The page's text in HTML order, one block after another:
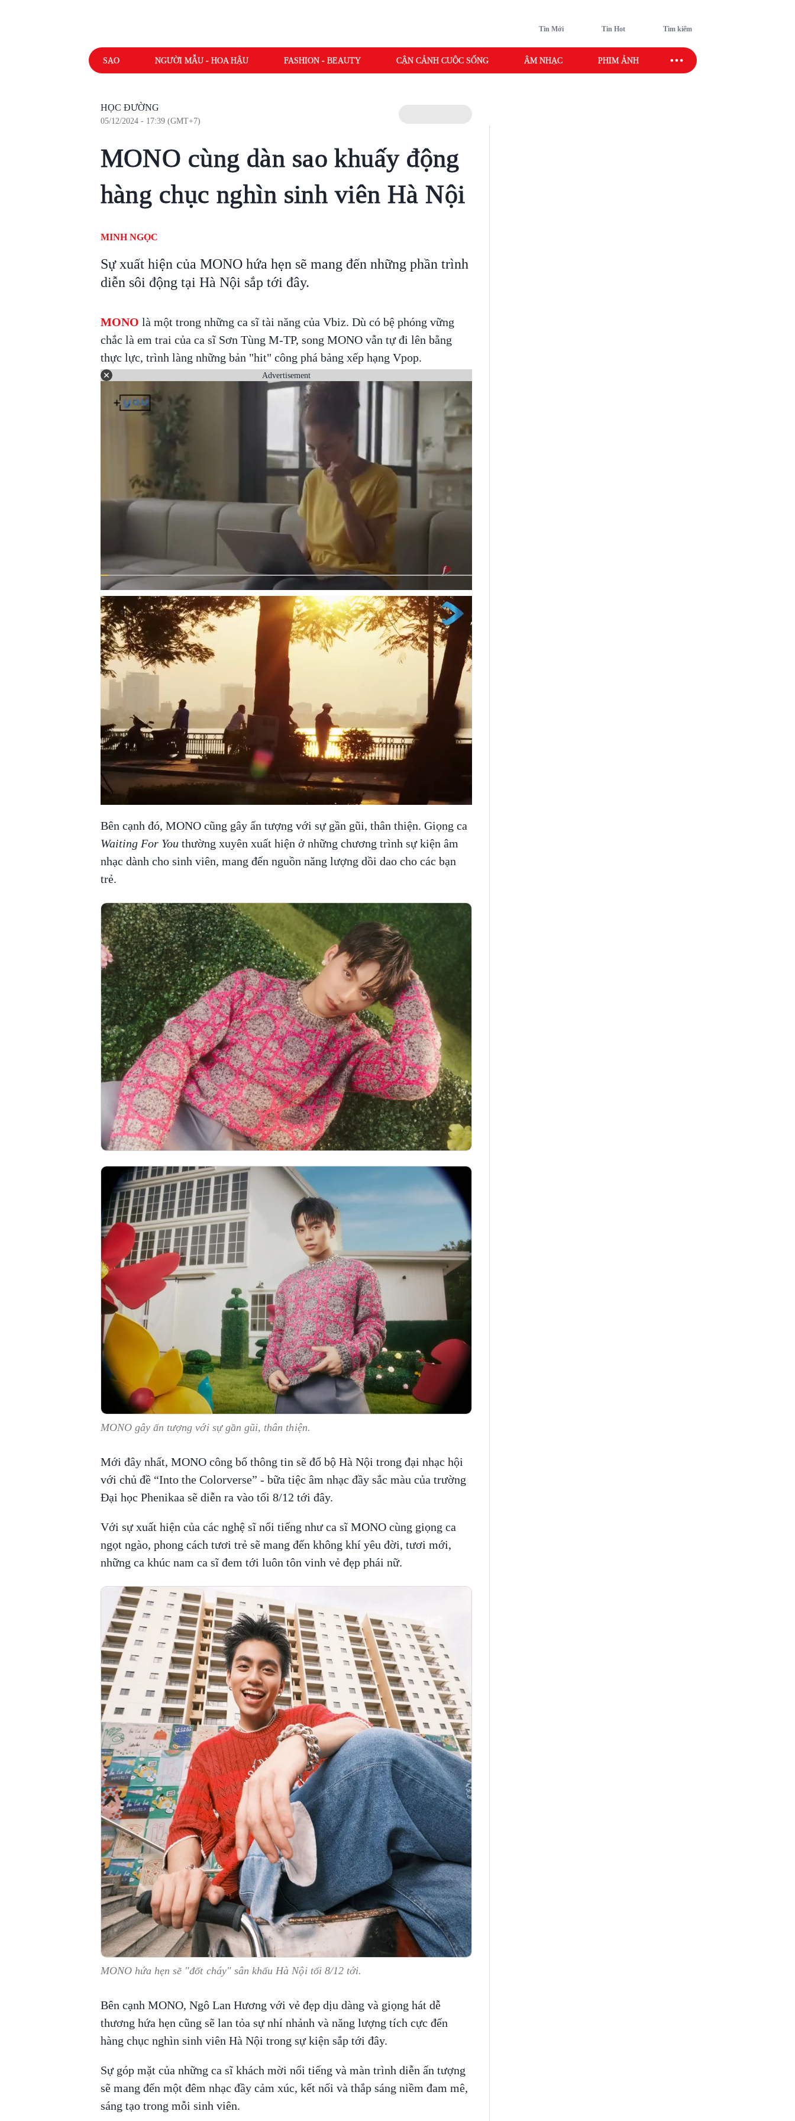
Tin Mới Tin Hot Tìm kiếm
SAO NGƯỜI MẪU - HOA HẬU FASHION - BEAUTY CẬN CẢNH CUỘC SỐNG ÂM NHẠC PHIM ẢNH SAO SPORT
HỌC ĐƯỜNG
05/12/2024 - 17:39 (GMT+7)
MONO cùng dàn sao khuấy động
hàng chục nghìn sinh viên Hà Nội
MINH NGỌC
Sự xuất hiện của MONO hứa hẹn sẽ mang đến những phần trình
diễn sôi động tại Hà Nội sắp tới đây.
MONO là một trong những ca sĩ tài năng của Vbiz. Dù có bệ phóng vững
chắc là em trai của ca sĩ Sơn Tùng M-TP, song MONO vẫn tự đi lên bằng
thực lực, trình làng những bản "hit" công phá bảng xếp hạng Vpop.
Advertisement
Bên cạnh đó, MONO cũng gây ấn tượng với sự gần gũi, thân thiện. Giọng ca
Waiting For Youthường xuyên xuất hiện ở những chương trình sự kiện âm
nhạc dành cho sinh viên, mang đến nguồn năng lượng dồi dao cho các bạn
trẻ.
MONO gây ấn tượng với sự gần gũi, thân thiện.
Mới đây nhất, MONO công bố thông tin sẽ đổ bộ Hà Nội trong đại nhạc hội
với chủ đề “Into the Colorverse” - bữa tiệc âm nhạc đầy sắc màu của trường
Đại học Phenikaa sẽ diễn ra vào tối 8/12 tới đây.
Với sự xuất hiện của các nghệ sĩ nổi tiếng như ca sĩ MONO cùng giọng ca
ngọt ngào, phong cách tươi trẻ sẽ mang đến không khí yêu đời, tươi mới,
những ca khúc nam ca sĩ đem tới luôn tôn vinh vẻ đẹp phái nữ.
MONO hứa hẹn sẽ "đốt cháy" sân khấu Hà Nội tối 8/12 tới.
Bên cạnh MONO, Ngô Lan Hương với vẻ đẹp dịu dàng và giọng hát dễ
thương hứa hẹn cũng sẽ lan tỏa sự nhí nhảnh và năng lượng tích cực đến
hàng chục nghìn sinh viên Hà Nội trong sự kiện sắp tới đây.
Sự góp mặt của những ca sĩ khách mời nổi tiếng và màn trình diễn ấn tượng
sẽ mang đến một đêm nhạc đầy cảm xúc, kết nối và thắp sáng niềm đam mê,
sáng tạo trong mỗi sinh viên.